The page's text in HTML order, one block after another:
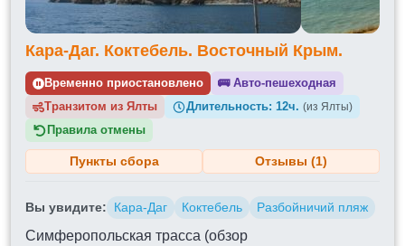
Кара-Даг. Коктебель. Восточный Крым.
Временно приостановлено 🚌Авто-пешеходная
Транзитом из
Длительность:12ч. (из Ялты)
Правила отмены
Пункты сбора Отзывы (1)
Вы увидите: Кара-Даг Коктебель Разбойничий пляж
Симферопольская трасса (обзор